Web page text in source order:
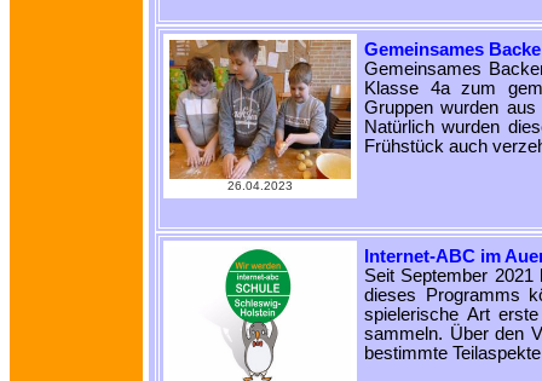
26.04.2023
Gemeinsames
Gemeinsames
Klasse 4a zum
Gruppen wurden
Natürlich wurden
Frühstück auch
Internet-ABC im
Seit September
dieses Programms
spielerische Art
sammeln. Über den
bestimmte